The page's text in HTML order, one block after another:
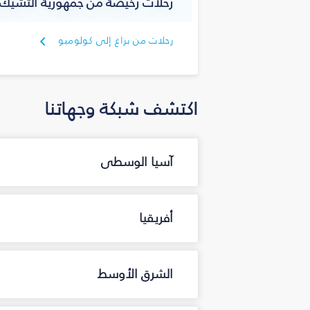
رحلات من براغ إلى كولومبو
اكتشف شبكة وجهاتنا
آسيا الوسطى
أفريقيا
الشرق الأوسط